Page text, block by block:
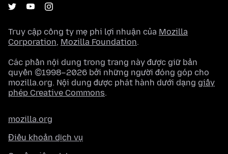
Truy cập công ty mẹ phi lợi nhuận của Mozilla
Corporation, Mozilla Foundation.
Các phần nội dung trong trang này được giữ bản
quyền ©1998–2026 bởi những người đóng góp cho
mozilla.org. Nội dung được phát hành dưới dạng giấy
phép Creative Commons.
mozilla.org
Điều khoản dịch vụ